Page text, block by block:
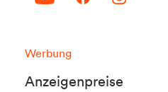
Werbung
Anzeigenpreise